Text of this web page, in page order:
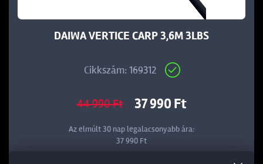
DAIWA VERTICE CARP 3,6M 3LBS
Cikkszám: 169312
44 990 Ft 37 990 Ft
Az elmúlt 30 nap legalacsonyabb ára:
37 990 Ft